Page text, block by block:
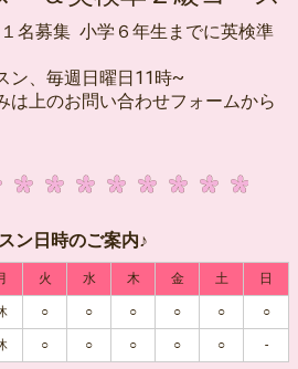
名募集 小学６年生までに英検準
ン、毎週日曜日11時~
は上のお問い合わせフォームから
ン日時のご案内♪
火 水 木 金 土 日
○ ○ ○ ○ ○ ○
○ ○ ○ ○ ○ -